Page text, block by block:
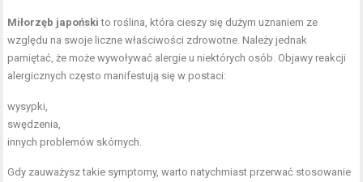
Miłorzęb japoński to roślina, która cieszy się dużym uznaniem ze
względu na swoje liczne właściwości zdrowotne. Należy jednak
pamiętać, że może wywoływać alergie u niektórych osób. Objawy reakcji
alergicznych często manifestują się w postaci:
wysypki,
swędzenia,
innych problemów skórnych.
Gdy zauważysz takie symptomy, warto natychmiast przerwać stosowanie